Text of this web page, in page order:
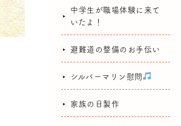
中学生が職場体験に来て
いたよ！
避難道の整備のお手伝い
シルバーマリン慰問
家族の日製作